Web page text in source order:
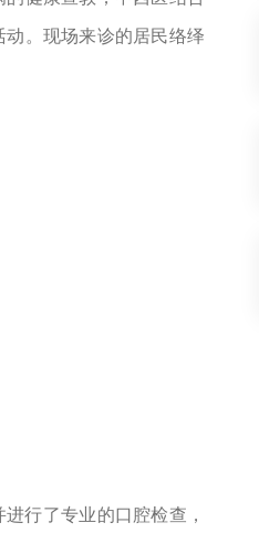
。现场来诊的居民络绎
行了专业的口腔检查，